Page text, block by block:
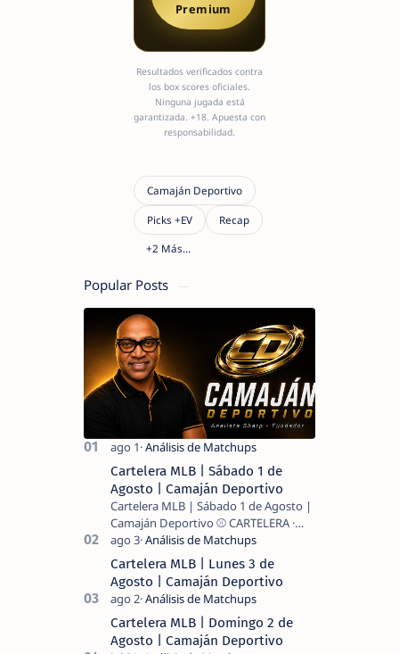
Premium
Resultados verificados contra
los box scores oficiales.
Ninguna jugada está
garantizada. +18. Apuesta con
responsabilidad.
Popular Posts
Cartelera MLB | Sábado 1 de
Agosto | Camaján Deportivo
Cartelera MLB | Sábado 1 de Agosto |
Camaján Deportivo ⚾ CARTELERA ·
Cartelera MLB | Lunes 3 de
Agosto | Camaján Deportivo
Cartelera MLB | Domingo 2 de
Agosto | Camaján Deportivo